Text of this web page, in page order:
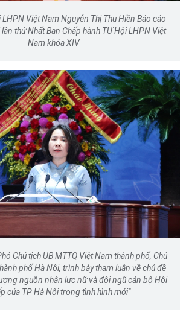
Việt Nam Nguyễn Thị Thu Hiền Báo cáo
thứ Nhất Ban Chấp hành TƯ Hội LHPN Việt
Nam khóa XIV
Chủ tịch UB MTTQ Việt Nam thành phố, Chủ
phố Hà Nội, trình bày tham luận về chủ đề
nguồn nhân lực nữ và đội ngũ cán bộ Hội
của TP Hà Nội trong tình hình mới"